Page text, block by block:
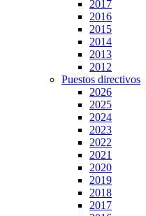
2017
2016
2015
2014
2013
2012
Puestos directivos
2026
2025
2024
2023
2022
2021
2020
2019
2018
2017